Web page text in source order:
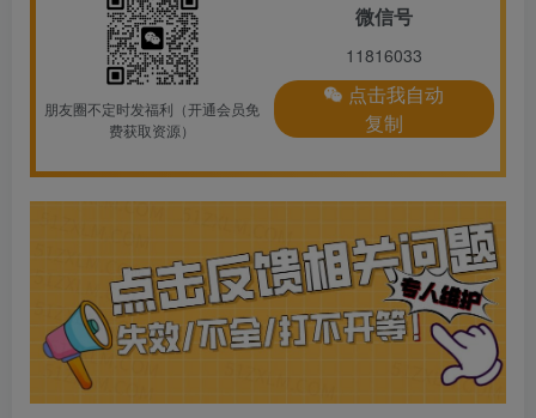
朋友圈不定时发福利（开通会员免
费获取资源）
微信号
11816033
点击我自动
复制